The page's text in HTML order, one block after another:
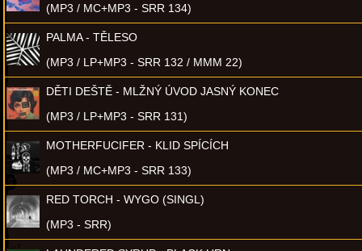
(MP3 / MC+MP3 - SRR 134)
PALMA - TĚLESO
(MP3 / LP+MP3 - SRR 132 / MMM 22)
DĚTI DEŠTĚ - MLŽNÝ ÚVOD JASNÝ KONEC
(MP3 / LP+MP3 - SRR 131)
MOTHERFUCIFER - KLID SPÍCÍCH
(MP3 / MC+MP3 - SRR 133)
RED TORCH - WYGO (SINGL)
(MP3 - SRR)